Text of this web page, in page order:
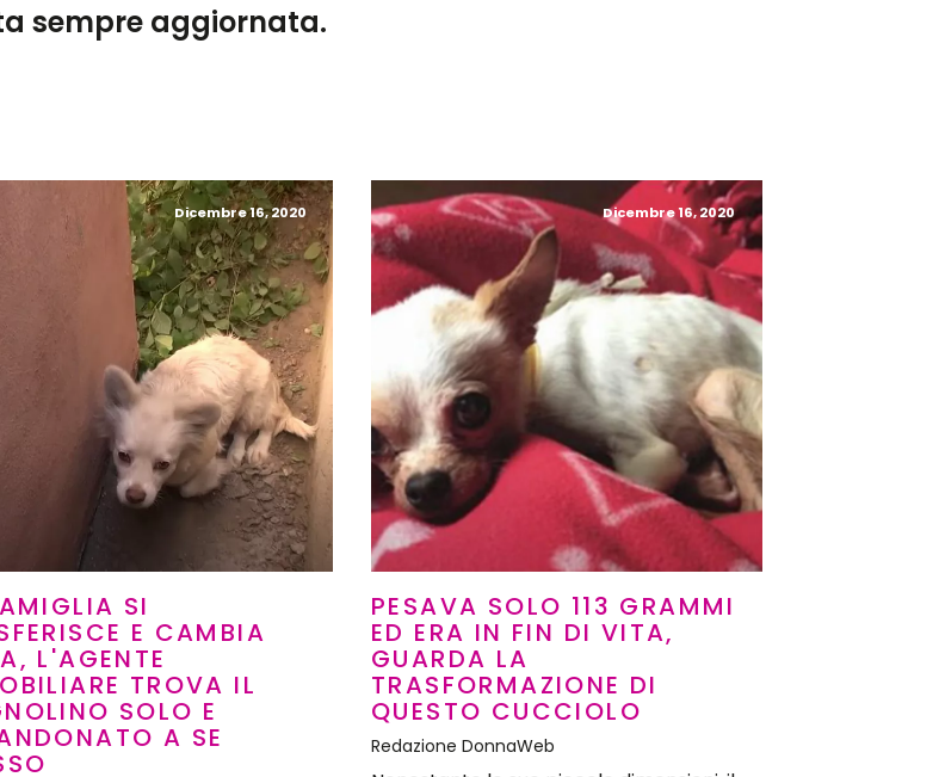
sempre aggiornata.
Dicembre 16, 2020
SI
E CAMBIA
L'AGENTE
TROVA IL
SOLO E
A SE
Dicembre 16, 2020
PESAVA SOLO 113 GRAMMI
ED ERA IN FIN DI VITA,
GUARDA LA
TRASFORMAZIONE DI
QUESTO CUCCIOLO
Redazione DonnaWeb